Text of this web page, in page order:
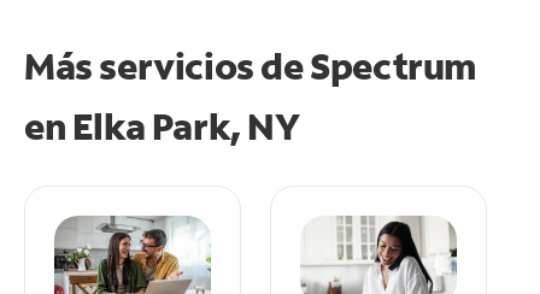
Más servicios de Spectrum
en Elka Park, NY